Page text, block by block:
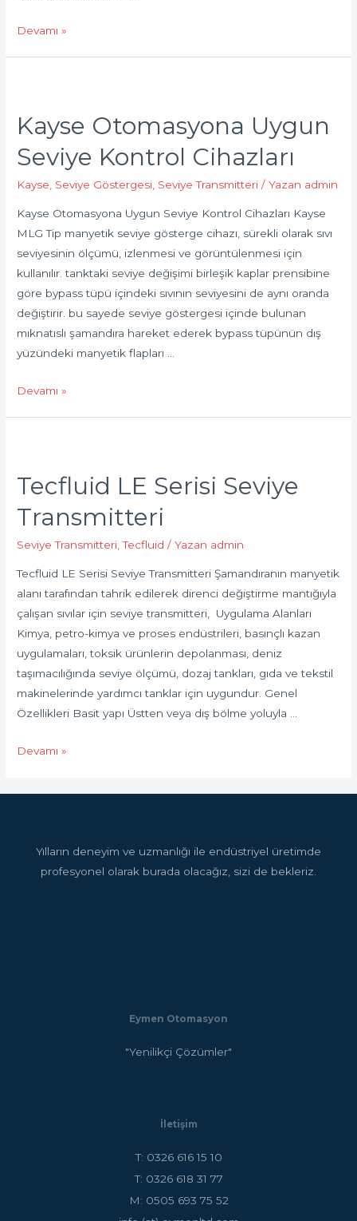
Devamı »
Kayse Otomasyona Uygun
Seviye Kontrol Cihazları
Kayse, Seviye Göstergesi, Seviye Transmitteri / Yazan admin
Kayse Otomasyona Uygun Seviye Kontrol Cihazları Kayse
MLG Tip manyetik seviye gösterge cihazı, sürekli olarak sıvı
seviyesinin ölçümü, izlenmesi ve görüntülenmesi için
kullanılır. tanktaki seviye değişimi birleşik kaplar prensibine
göre bypass tüpü içindeki sıvının seviyesini de aynı oranda
değiştirir. bu sayede seviye göstergesi içinde bulunan
mıknatıslı şamandıra hareket ederek bypass tüpünün dış
yüzündeki manyetik flapları …
Devamı »
Tecfluid LE Serisi Seviye
Transmitteri
Seviye Transmitteri,Tecfluid / Yazan admin
Tecfluid LE Serisi Seviye Transmitteri Şamandıranın manyetik
alanı tarafından tahrik edilerek direnci değiştirme mantığıyla
çalışan sıvılar için seviye transmitteri, Uygulama Alanları
Kimya, petro-kimya ve proses endüstrileri, basınçlı kazan
uygulamaları, toksik ürünlerin depolanması, deniz
taşımacılığında seviye ölçümü, dozaj tankları, gıda ve tekstil
makinelerinde yardımcı tanklar için uygundur. Genel
Özellikleri Basit yapı Üstten veya dış bölme yoluyla …
Devamı »
Yılların deneyim ve uzmanlığı ile endüstriyel üretimde
profesyonel olarak burada olacağız, sizi de bekleriz.
Eymen Otomasyon
"Yenilikçi Çözümler"
İletişim
T: 0326 616 15 10
T: 0326 618 31 77
M: 0505 693 75 52